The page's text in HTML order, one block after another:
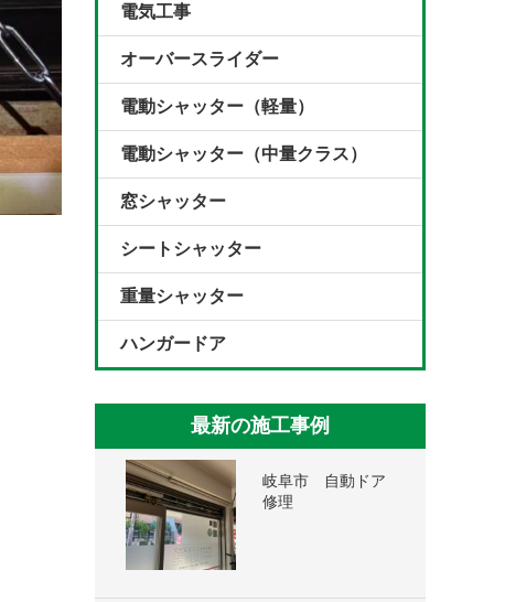
電気工事
オーバースライダー
電動シャッター（軽量）
電動シャッター（中量クラス）
窓シャッター
シートシャッター
重量シャッター
ハンガードア
最新の施工事例
岐阜市 自動ドア
修理